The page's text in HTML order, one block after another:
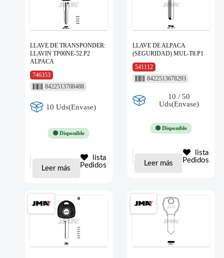
LLAVE DE TRANSPONDER:
LLAVIN TP00NE-52.P2
ALPACA
746353
8422513708488
10 Uds(Envase)
🟢 Disponible
Leer más
lista
Pedidos
LLAVE DE ALPACA
(SEGURIDAD) MUL-T8.P1
541112
8422513678293
10 / 50
Uds(Envase)
🟢 Disponible
Leer más
lista
Pedidos